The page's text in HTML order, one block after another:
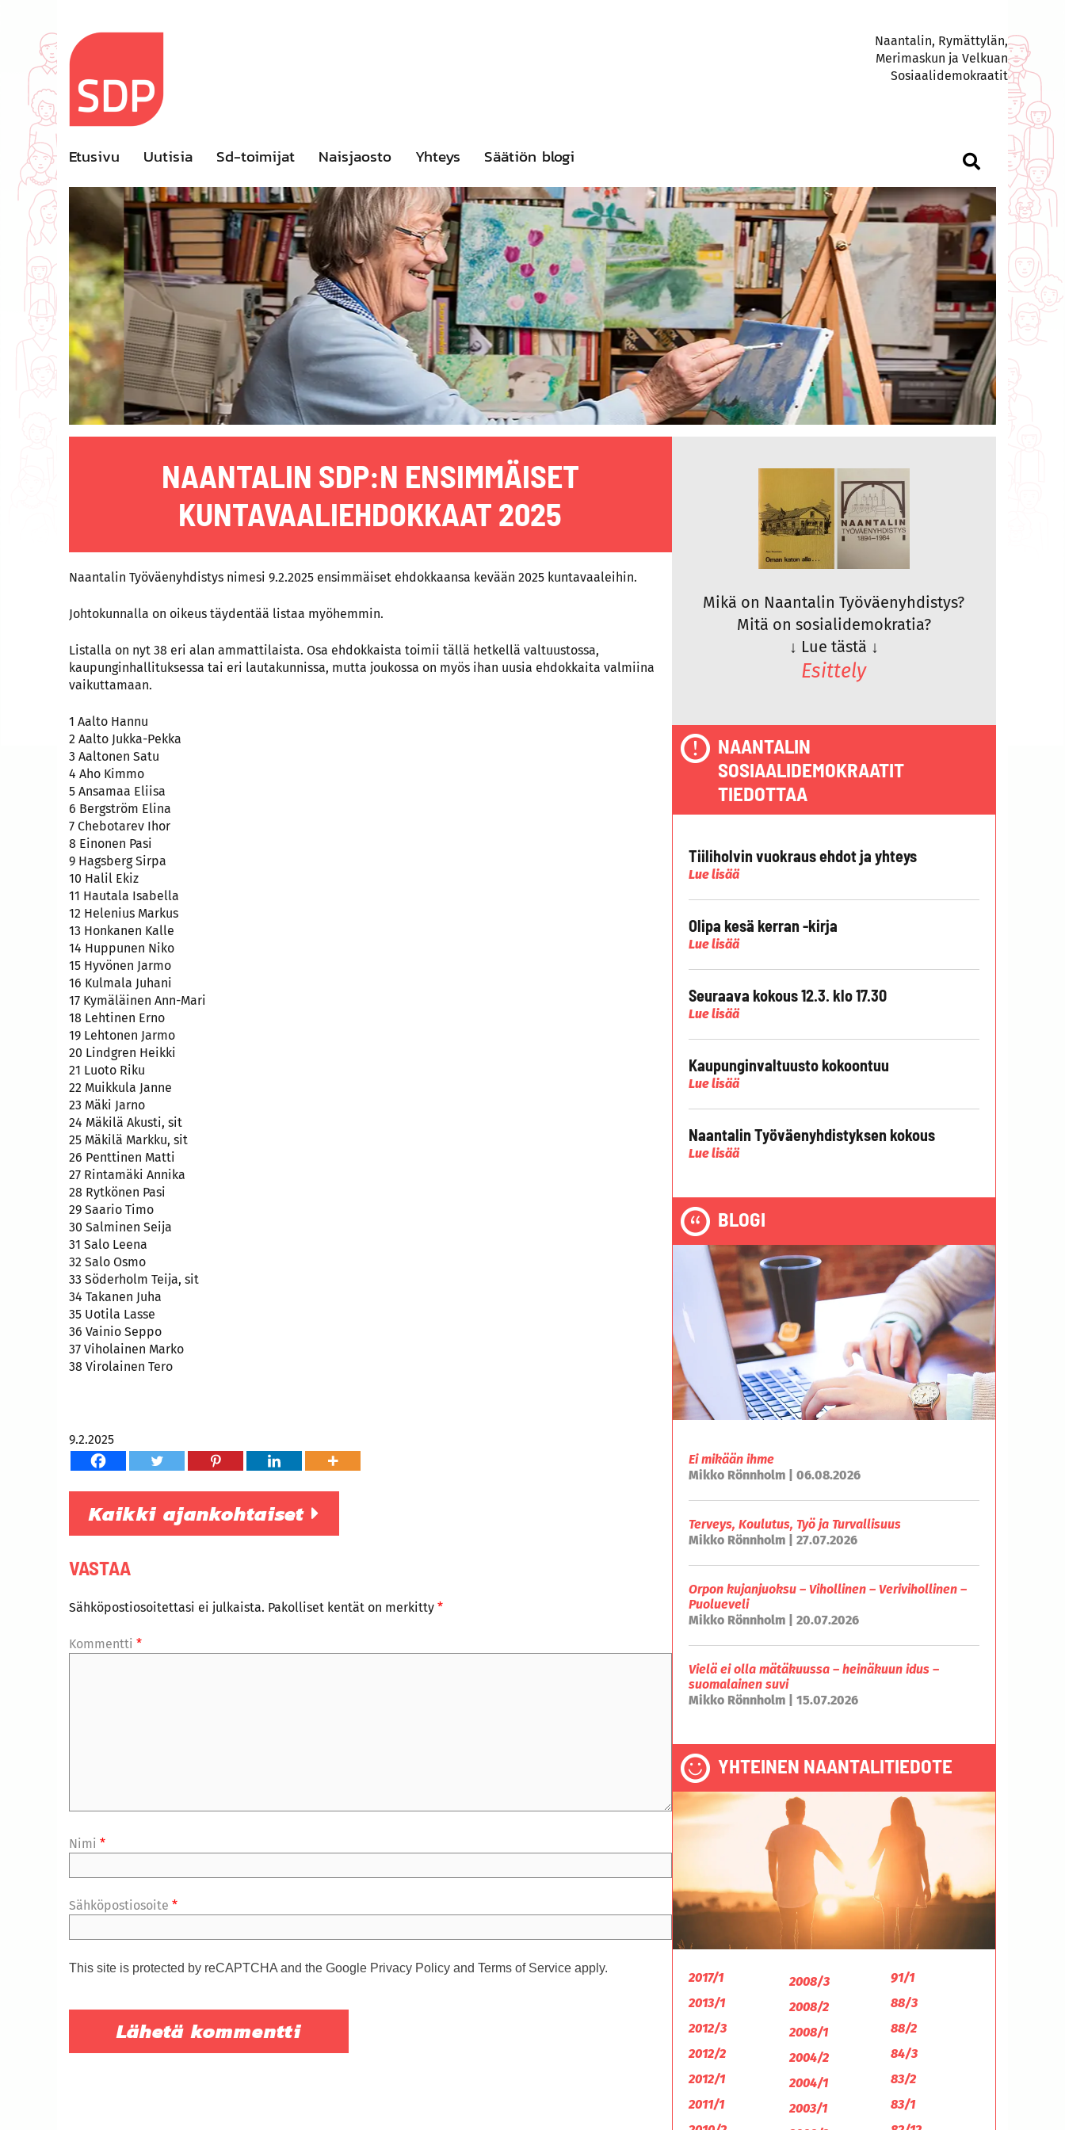
content
Naantalin, Rymättylän,
Merimaskun ja Velkuan
Sosiaalidemokraatit
Etusivu Uutisia Sd-toimijat Naisjaosto Yhteys Säätiön blogi
NAANTALIN SDP:N ENSIMMÄISET
KUNTAVAALIEHDOKKAAT 2025
Naantalin Työväenyhdistys nimesi 9.2.2025 ensimmäiset ehdokkaansa kevään 2025 kuntavaaleihin.
Johtokunnalla on oikeus täydentää listaa myöhemmin.
Listalla on nyt 38 eri alan ammattilaista. Osa ehdokkaista toimii tällä hetkellä valtuustossa,
kaupunginhallituksessa tai eri lautakunnissa, mutta joukossa on myös ihan uusia ehdokkaita valmiina
vaikuttamaan.
1 Aalto Hannu
2 Aalto Jukka-Pekka
3 Aaltonen Satu
4 Aho Kimmo
5 Ansamaa Eliisa
6 Bergström Elina
7 Chebotarev Ihor
8 Einonen Pasi
9 Hagsberg Sirpa
10 Halil Ekiz
11 Hautala Isabella
12 Helenius Markus
13 Honkanen Kalle
14 Huppunen Niko
15 Hyvönen Jarmo
16 Kulmala Juhani
17 Kymäläinen Ann-Mari
18 Lehtinen Erno
19 Lehtonen Jarmo
20 Lindgren Heikki
21 Luoto Riku
22 Muikkula Janne
23 Mäki Jarno
24 Mäkilä Akusti, sit
25 Mäkilä Markku, sit
26 Penttinen Matti
27 Rintamäki Annika
28 Rytkönen Pasi
29 Saario Timo
30 Salminen Seija
31 Salo Leena
32 Salo Osmo
33 Söderholm Teija, sit
34 Takanen Juha
35 Uotila Lasse
36 Vainio Seppo
37 Viholainen Marko
38 Virolainen Tero
9.2.2025
Kaikki ajankohtaiset
VASTAA
Sähköpostiosoitettasi ei julkaista. Pakolliset kentät on merkitty *
Kommentti *
Nimi *
Sähköpostiosoite *
This site is protected by reCAPTCHA and the Google Privacy Policy and Terms of Service apply.
Mikä on Naantalin Työväenyhdistys?
Mitä on sosialidemokratia?
↓ Lue tästä ↓
Esittely
NAANTALIN
SOSIAALIDEMOKRAATIT
TIEDOTTAA
Tiiliholvin vuokraus ehdot ja yhteys
Lue lisää
Olipa kesä kerran -kirja
Lue lisää
Seuraava kokous 12.3. klo 17.30
Lue lisää
Kaupunginvaltuusto kokoontuu
Lue lisää
Naantalin Työväenyhdistyksen kokous
Lue lisää
BLOGI
Ei mikään ihme
Mikko Rönnholm | 06.08.2026
Terveys, Koulutus, Työ ja Turvallisuus
Mikko Rönnholm | 27.07.2026
Orpon kujanjuoksu – Vihollinen – Verivihollinen –
Puolueveli
Mikko Rönnholm | 20.07.2026
Vielä ei olla mätäkuussa – heinäkuun idus –
suomalainen suvi
Mikko Rönnholm | 15.07.2026
YHTEINEN NAANTALITIEDOTE
2017/1
2013/1
2012/3
2012/2
2012/1
2011/1
2008/3
2008/2
2008/1
2004/2
2004/1
2003/1
91/1
88/3
88/2
84/3
83/2
83/1